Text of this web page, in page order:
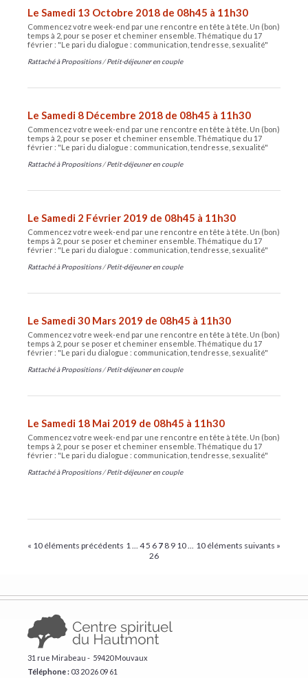
Le Samedi 13 Octobre 2018 de 08h45 à 11h30
Commencez votre week-end par une rencontre en tête à tête. Un (bon)
temps à 2, pour se poser et cheminer ensemble. Thématique du 17
février : "Le pari du dialogue : communication, tendresse, sexualité"
Rattaché à Propositions /Petit-déjeuner en couple
Le Samedi 8 Décembre 2018 de 08h45 à 11h30
Commencez votre week-end par une rencontre en tête à tête. Un (bon)
temps à 2, pour se poser et cheminer ensemble. Thématique du 17
février : "Le pari du dialogue : communication, tendresse, sexualité"
Rattaché à Propositions /Petit-déjeuner en couple
Le Samedi 2 Février 2019 de 08h45 à 11h30
Commencez votre week-end par une rencontre en tête à tête. Un (bon)
temps à 2, pour se poser et cheminer ensemble. Thématique du 17
février : "Le pari du dialogue : communication, tendresse, sexualité"
Rattaché à Propositions /Petit-déjeuner en couple
Le Samedi 30 Mars 2019 de 08h45 à 11h30
Commencez votre week-end par une rencontre en tête à tête. Un (bon)
temps à 2, pour se poser et cheminer ensemble. Thématique du 17
février : "Le pari du dialogue : communication, tendresse, sexualité"
Rattaché à Propositions /Petit-déjeuner en couple
Le Samedi 18 Mai 2019 de 08h45 à 11h30
Commencez votre week-end par une rencontre en tête à tête. Un (bon)
temps à 2, pour se poser et cheminer ensemble. Thématique du 17
février : "Le pari du dialogue : communication, tendresse, sexualité"
Rattaché à Propositions /Petit-déjeuner en couple
« 10 éléments précédents 10 éléments suivants »
1... 45 6 7 8 9 10...
26
31 rue Mirabeau - 59420 Mouvaux
Téléphone : ​03 20 26 09 61